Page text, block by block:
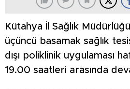
Kütahya İl Sağlık
üçüncü basamak sağlık
dışı poliklinik uygulaması
19.00 saatleri arasında